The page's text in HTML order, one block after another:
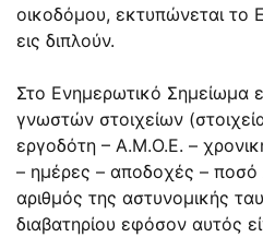
οικοδόμου, εκτυπώνεται το
εις διπλούν.
Στο Ενημερωτικό Σημείωμα
γνωστών στοιχείων
εργοδότη – Α.Μ.Ο.Ε. –
– ημέρες – αποδοχές –
αριθμός της αστυνομικής
διαβατηρίου εφόσον αυτός